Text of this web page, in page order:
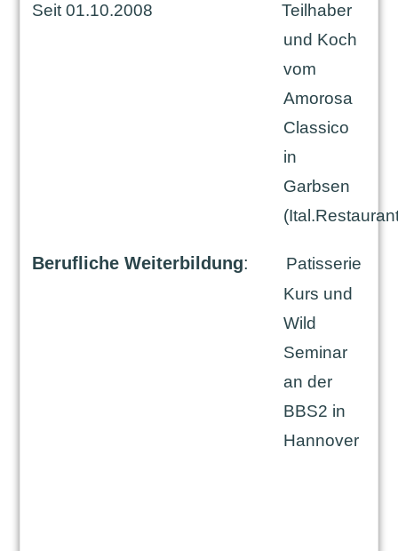
Seit 01.10.2008
Teilhaber
und Koch
vom
Amorosa
Classico
in
Garbsen
Berufliche Weiterbildung:
Patisserie
Kurs und
Wild
Seminar
an der
BBS2 in
Hannover